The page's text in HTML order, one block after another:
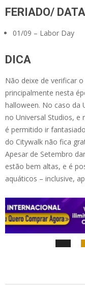
FERIADO/
01/09 – Labor Day
DICA
Não deixe de verificar
principalmente nesta
halloween. No caso da
no Universal Studios, e
é permitido ir
do Citywalk não fica
Apesar de Setembro
estão bem altas, e é
aquáticos – inclusive,